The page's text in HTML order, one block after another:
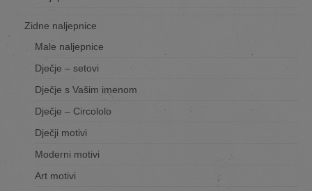
Zidne naljepnice
Male naljepnice
Dječje – setovi
Dječje s Vašim imenom
Dječje – Circololo
Dječji motivi
Moderni motivi
Art motivi